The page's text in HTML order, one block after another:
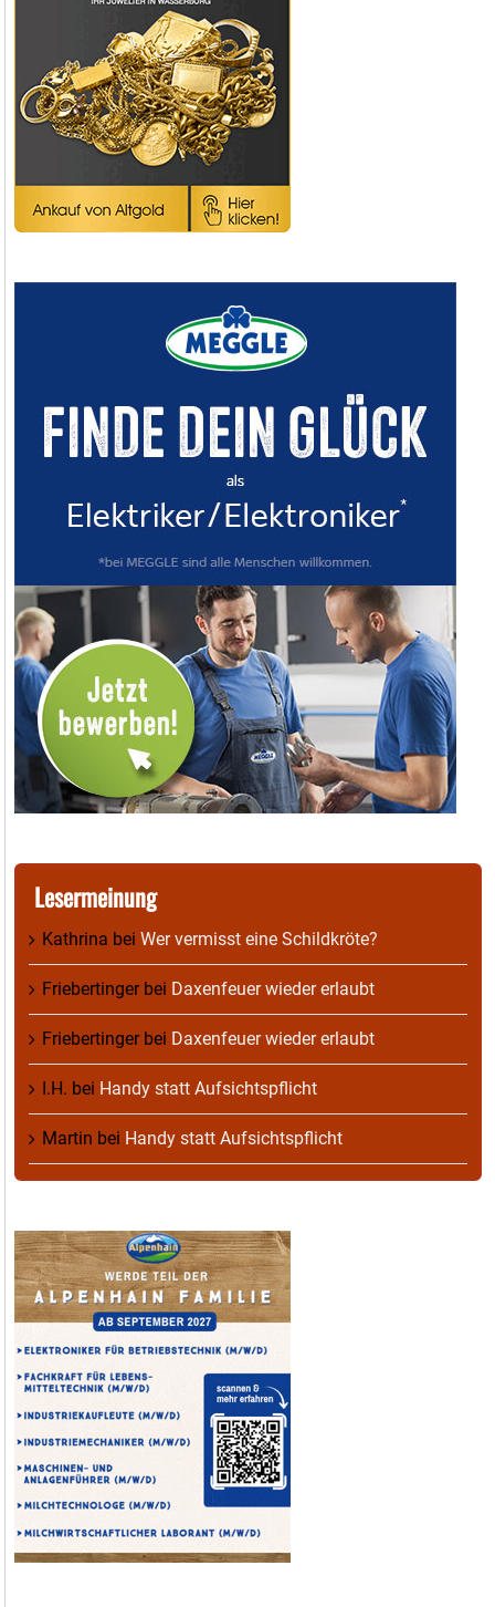
Lesermeinung
Kathrina bei Wer vermisst eine Schildkröte?
Friebertingerbei Daxenfeuer wieder erlaubt
Friebertingerbei Daxenfeuer wieder erlaubt
I.H. bei Handy statt Aufsichtspflicht
Martin bei Handy statt Aufsichtspflicht